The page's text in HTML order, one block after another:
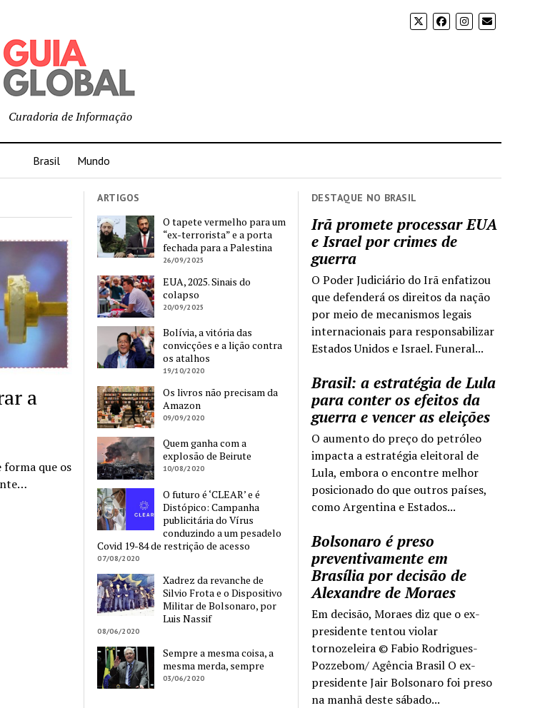
Curadoria de Informação
Brasil Mundo
DESTAQUE NO BRASIL
Irã promete processar EUA
e Israel por crimes de
guerra
O Poder Judiciário do Irã enfatizou
que defenderá os direitos da nação
por meio de mecanismos legais
internacionais para responsabilizar
Estados Unidos e Israel. Funeral...
Brasil: a estratégia de Lula
para conter os efeitos da
guerra e vencer as eleições
O aumento do preço do petróleo
impacta a estratégia eleitoral de
Lula, embora o encontre melhor
posicionado do que outros países,
como Argentina e Estados...
Bolsonaro é preso
preventivamente em
Brasília por decisão de
Alexandre de Moraes
Em decisão, Moraes diz que o ex-
presidente tentou violar
tornozeleira © Fabio Rodrigues-
Pozzebom/ Agência Brasil O ex-
presidente Jair Bolsonaro foi preso
na manhã deste sábado...
a
que os
ARTIGOS
O tapete vermelho para um
“ex-terrorista” e a porta
fechada para a Palestina
26/09/2025
EUA, 2025. Sinais do
colapso
20/09/2025
Bolívia, a vitória das
convicções e a lição contra
os atalhos
19/10/2020
Os livros não precisam da
Amazon
09/09/2020
Quem ganha com a
explosão de Beirute
10/08/2020
O futuro é ‘CLEAR’ e é
Distópico: Campanha
publicitária do Vírus
conduzindo a um pesadelo
Covid 19-84 de restrição de acesso
07/08/2020
Xadrez da revanche de
Silvio Frota e o Dispositivo
Militar de Bolsonaro, por
Luis Nassif
08/06/2020
Sempre a mesma coisa, a
mesma merda, sempre
03/06/2020